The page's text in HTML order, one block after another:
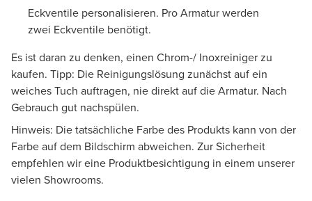
Eckventile personalisieren. Pro Armatur werden
zwei Eckventile benötigt.
Es ist daran zu denken, einen Chrom-/ Inoxreiniger zu
kaufen. Tipp: Die Reinigungslösung zunächst auf ein
weiches Tuch auftragen, nie direkt auf die Armatur. Nach
Gebrauch gut nachspülen.
Hinweis: Die tatsächliche Farbe des Produkts kann von der
Farbe auf dem Bildschirm abweichen. Zur Sicherheit
empfehlen wir eine Produktbesichtigung in einem unserer
vielen Showrooms.